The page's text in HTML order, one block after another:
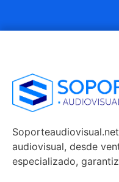
audiovisual, desde
especializado,